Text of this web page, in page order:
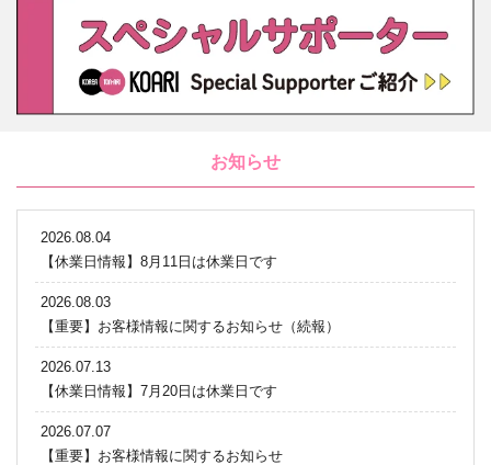
お知らせ
2026.08.04
【休業日情報】8月11日は休業日です
2026.08.03
【重要】お客様情報に関するお知らせ（続報）
2026.07.13
【休業日情報】7月20日は休業日です
2026.07.07
【重要】お客様情報に関するお知らせ